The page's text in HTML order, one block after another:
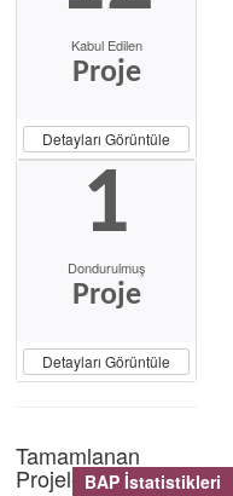
BAP İstatistikleri
Kabul Edilen
Proje
Detayları Görüntüle
1
Dondurulmuş
Proje
Detayları Görüntüle
Tamamlanan
Projeler